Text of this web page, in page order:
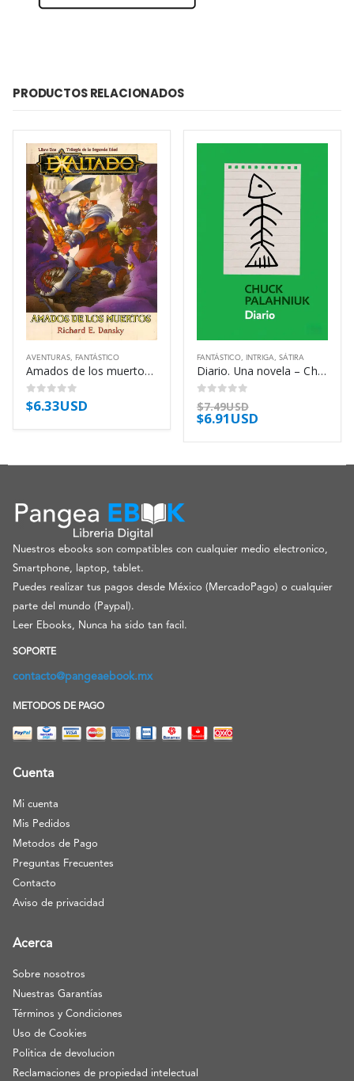
PRODUCTOS RELACIONADOS
AVENTURAS, FANTÁSTICO
Amados de los muertos – Richard E. Dansky
0out of 5
$6.33USD
FANTÁSTICO, INTRIGA, SÁTIRA
Diario. Una novela – Chuck Palahniuk
0out of 5
$7.49USD
$6.91USD
Nuestros ebooks son compatibles con cualquier medio electronico,
Smartphone, laptop, tablet.
Puedes realizar tus pagos desde México (MercadoPago) o cualquier
parte del mundo (Paypal).
Leer Ebooks, Nunca ha sido tan facil.
SOPORTE
contacto@pangeaebook.mx
METODOS DE PAGO
Cuenta
Mi cuenta
Mis Pedidos
Metodos de Pago
Preguntas Frecuentes
Contacto
Aviso de privacidad
Acerca
Sobre nosotros
Nuestras Garantías
Términos y Condiciones
Uso de Cookies
Politica de devolucion
Reclamaciones de propiedad intelectual